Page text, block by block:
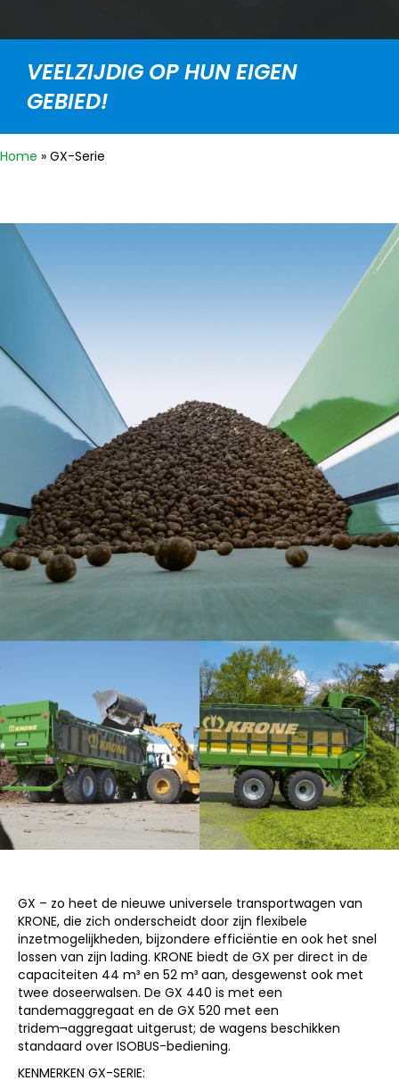
VEELZIJDIG OP HUN EIGEN
GEBIED!
Home » GX-Serie
GX – zo heet de nieuwe universele transportwagen van
KRONE, die zich onderscheidt door zijn flexibele
inzetmogelijkheden, bijzondere efficiëntie en ook het snel
lossen van zijn lading. KRONE biedt de GX per direct in de
capaciteiten 44 m³ en 52 m³ aan, desgewenst ook met
twee doseerwalsen. De GX 440 is met een
tandemaggregaat en de GX 520 met een
tridem¬aggregaat uitgerust; de wagens beschikken
standaard over ISOBUS-bediening.
KENMERKEN GX-SERIE: